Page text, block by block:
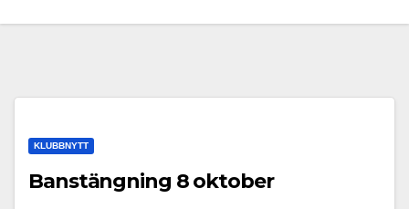
KLUBBNYTT
Banstängning 8 oktober